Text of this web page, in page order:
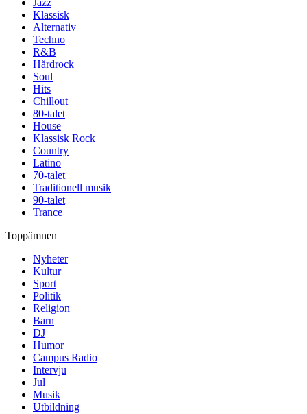
Jazz
Klassisk
Alternativ
Techno
R&B
Hårdrock
Soul
Hits
Chillout
80-talet
House
Klassisk Rock
Country
Latino
70-talet
Traditionell musik
90-talet
Trance
Toppämnen
Nyheter
Kultur
Sport
Politik
Religion
Barn
DJ
Humor
Campus Radio
Intervju
Jul
Musik
Utbildning